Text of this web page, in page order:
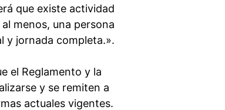
que existe actividad
menos, una persona
y jornada completa.».
el Reglamento y la
y se remiten a
actuales vigentes.